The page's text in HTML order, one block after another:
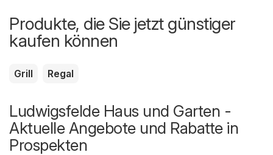
Produkte, die Sie jetzt günstiger
kaufen können
Grill Regal
Ludwigsfelde Haus und Garten -
Aktuelle Angebote und Rabatte in
Prospekten